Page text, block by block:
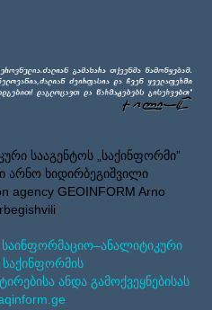
სააგენტოს „საქინფორმი”
არნო ხიდირბეგიშვილი
agency GEOINFORM Arno
საქინფორმის
ანდა გამოქვეყნებისას